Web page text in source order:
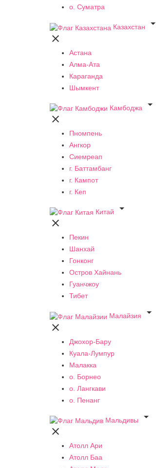
о. Суматра
Казахстан


Астана
Алма-Ата
Караганда
Шымкент
Камбоджа


Пномпень
Ангкор
Сиемреап
г. Баттамбанг
г. Кампот
г. Кеп
Китай


Пекин
Шанхай
Гонконг
Остров Хайнань
Гуанчжоу
Тибет
Малайзия


Джохор-Бару
Куала-Лумпур
Малакка
о. Борнео
о. Лангкави
о. Пенанг
Мальдивы


Атолл Ари
Атолл Баа